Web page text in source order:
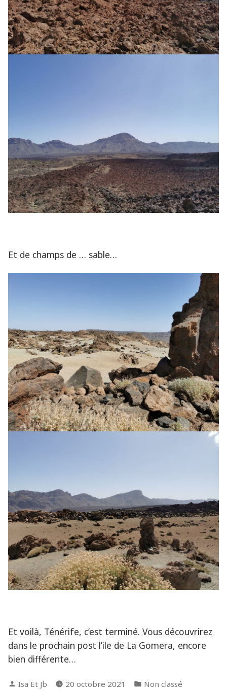
Et de champs de … sable…
Et voilà, Ténérife, c’est terminé. Vous découvrirez
dans le prochain post l’ile de La Gomera, encore
bien différente…
Posted
Isa Et Jb 20 octobre 2021
Posted
Non classé